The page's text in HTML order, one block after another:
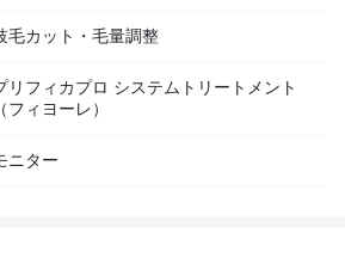
毛カット・毛量調整
リフィカプロ システムトリートメント
（フィヨーレ）
ニター